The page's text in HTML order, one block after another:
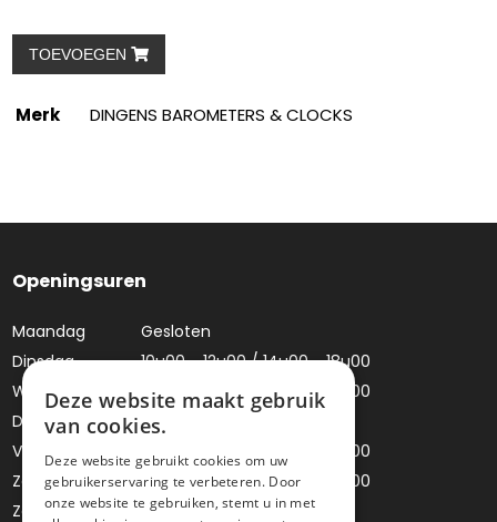
TOEVOEGEN
Merk DINGENS BAROMETERS & CLOCKS
Openingsuren
Maandag
Gesloten
Dinsdag
10u00 - 12u00 / 14u00 - 18u00
Woensdag
10u00 - 12u00 / 14u00 - 18u00
Donderdag
Gesloten
Vrijdag
10u00 - 12u00 / 14u00 - 18u00
Zaterdag
10u00 - 12u00 / 14u00 - 18u00
Zondag
Gesloten
Deze website maakt gebruik
van cookies.
Deze website gebruikt cookies om uw
gebruikerservaring te verbeteren. Door
onze website te gebruiken, stemt u in met